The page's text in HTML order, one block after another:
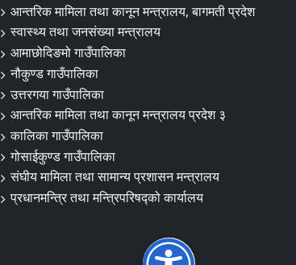
आन्तरिक मामिला तथा कानून मन्त्रालय, बागमती प्रदेश
स्वास्थ्य तथा जनसंख्या मन्त्रालय
आमाछोदिङमो गाउँपालिका
नौकुण्ड गाउँपालिका
उत्तरगया गाउँपालिका
आन्तरिक मामिला तथा कानून मन्त्रालय प्रदेश ३
कालिका गाउँपालिका
गोसाईकुण्ड गाउँपालिका
संघीय मामिला तथा सामान्य प्रशासन मन्त्रालय
प्रधानमन्त्रि तथा मन्त्रिपरिषद्को कार्यालय